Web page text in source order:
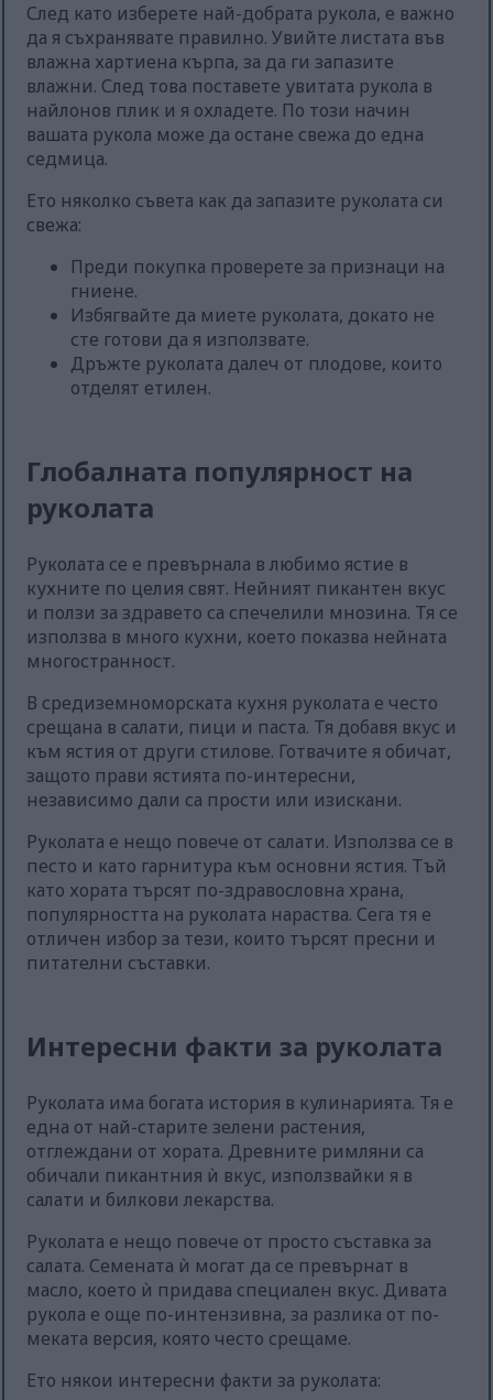
След като изберете най-добрата рукола, е важно
да я съхранявате правилно. Увийте листата във
влажна хартиена кърпа, за да ги запазите
влажни. След това поставете увитата рукола в
найлонов плик и я охладете. По този начин
вашата рукола може да остане свежа до една
седмица.
Ето няколко съвета как да запазите руколата си
свежа:
Преди покупка проверете за признаци на
гниене.
Избягвайте да миете руколата, докато не
сте готови да я използвате.
Дръжте руколата далеч от плодове, които
отделят етилен.
Глобалната популярност на
руколата
Руколата се е превърнала в любимо ястие в
кухните по целия свят. Нейният пикантен вкус
и ползи за здравето са спечелили мнозина. Тя се
използва в много кухни, което показва нейната
многостранност.
В средиземноморската кухня руколата е често
срещана в салати, пици и паста. Тя добавя вкус и
към ястия от други стилове. Готвачите я обичат,
защото прави ястията по-интересни,
независимо дали са прости или изискани.
Руколата е нещо повече от салати. Използва се в
песто и като гарнитура към основни ястия. Тъй
като хората търсят по-здравословна храна,
популярността на руколата нараства. Сега тя е
отличен избор за тези, които търсят пресни и
питателни съставки.
Интересни факти за руколата
Руколата има богата история в кулинарията. Тя е
една от най-старите зелени растения,
отглеждани от хората. Древните римляни са
обичали пикантния ѝ вкус, използвайки я в
салати и билкови лекарства.
Руколата е нещо повече от просто съставка за
салата. Семената ѝ могат да се превърнат в
масло, което ѝ придава специален вкус. Дивата
рукола е още по-интензивна, за разлика от по-
меката версия, която често срещаме.
Ето някои интересни факти за руколата: